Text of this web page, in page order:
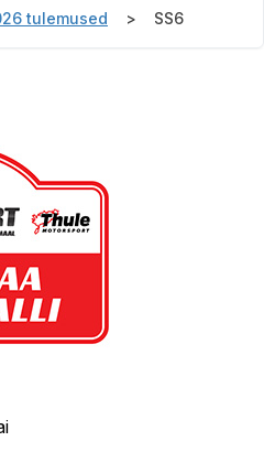
tulemused SS6